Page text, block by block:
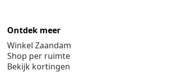
Ontdek meer
Winkel Zaandam
Shop per ruimte
Bekijk kortingen